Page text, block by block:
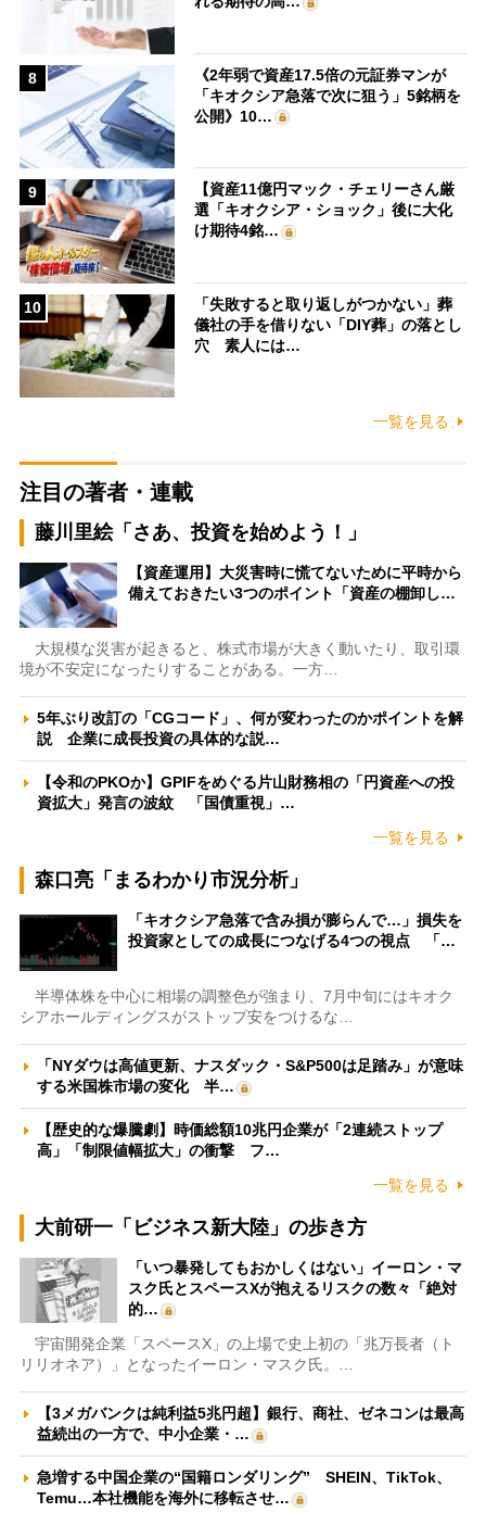
8
《2年弱で資産17.5倍の元証券マンが
「キオクシア急落で次に狙う」5銘柄を
公開》10…
9
【資産11億円マック・チェリーさん厳
選「キオクシア・ショック」後に大化
け期待4銘…
10
「失敗すると取り返しがつかない」葬
儀社の手を借りない「DIY葬」の落とし
穴 素人には…
一覧を見る
注目の著者・連載
藤川里絵「さあ、投資を始めよう！」
【資産運用】大災害時に慌てないために平時から
備えておきたい3つのポイント「資産の棚卸し…
大規模な災害が起きると、株式市場が大きく動いたり、取引環
境が不安定になったりすることがある。一方…
5年ぶり改訂の「CGコード」、何が変わったのかポイントを解
説 企業に成長投資の具体的な説…
【令和のPKOか】GPIFをめぐる片山財務相の「円資産への投
資拡大」発言の波紋 「国債重視」…
一覧を見る
森口亮「まるわかり市況分析」
「キオクシア急落で含み損が膨らんで…」損失を
投資家としての成長につなげる4つの視点 「…
半導体株を中心に相場の調整色が強まり、7月中旬にはキオク
シアホールディングスがストップ安をつけるな…
「NYダウは高値更新、ナスダック・S&P500は足踏み」が意味
する米国株市場の変化 半…
【歴史的な爆騰劇】時価総額10兆円企業が「2連続ストップ
高」「制限値幅拡大」の衝撃 フ…
一覧を見る
大前研一「ビジネス新大陸」の歩き方
「いつ暴発してもおかしくはない」イーロン・マ
スク氏とスペースXが抱えるリスクの数々「絶対
的…
宇宙開発企業「スペースX」の上場で史上初の「兆万長者（ト
リリオネア）」となったイーロン・マスク氏。…
【3メガバンクは純利益5兆円超】銀行、商社、ゼネコンは最高
益続出の一方で、中小企業・…
急増する中国企業の“国籍ロンダリング” SHEIN、TikTok、
Temu…本社機能を海外に移転させ…